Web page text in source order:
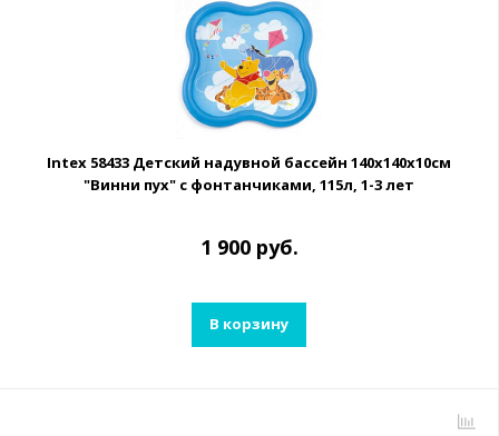
Intex 58433 Детский надувной бассейн 140х140х10см
"Винни пух" с фонтанчиками, 115л, 1-3 лет
1 900 руб.
В корзину